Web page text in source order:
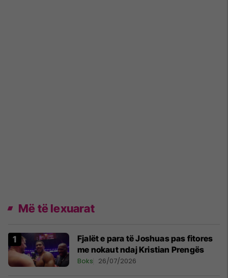
Më të lexuarat
Fjalët e para të Joshuas pas fitores
me nokaut ndaj Kristian Prengës
Boks 26/07/2026